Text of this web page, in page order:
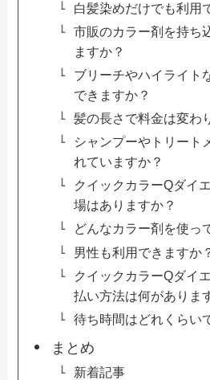
白髪染めだけでも利用
市販のカラー剤を持ち
ますか？
ブリーチやハイライト
できますか？
髪の長さで料金は変わ
シャンプーやトリート
れていますか？
クイックカラーQダイ
場はありますか？
どんなカラー剤を使っ
男性も利用できますか
クイックカラーQダイ
払い方法は何がありま
待ち時間はどれくらい
まとめ
新着記事